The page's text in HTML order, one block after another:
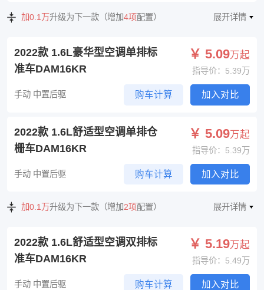
加0.1万升级为下一款（增加4项配置） 展开详情
2022款 1.6L豪华型空调单排标
准车DAM16KR
￥ 5.09万起
指导价：5.39万
手动 中置后驱 购车计算 加入对比
2022款 1.6L舒适型空调单排仓
栅车DAM16KR
￥ 5.09万起
指导价：5.39万
手动 中置后驱 购车计算 加入对比
加0.1万升级为下一款（增加2项配置） 展开详情
2022款 1.6L舒适型空调双排标
准车DAM16KR
￥ 5.19万起
指导价：5.49万
手动 中置后驱 购车计算 加入对比